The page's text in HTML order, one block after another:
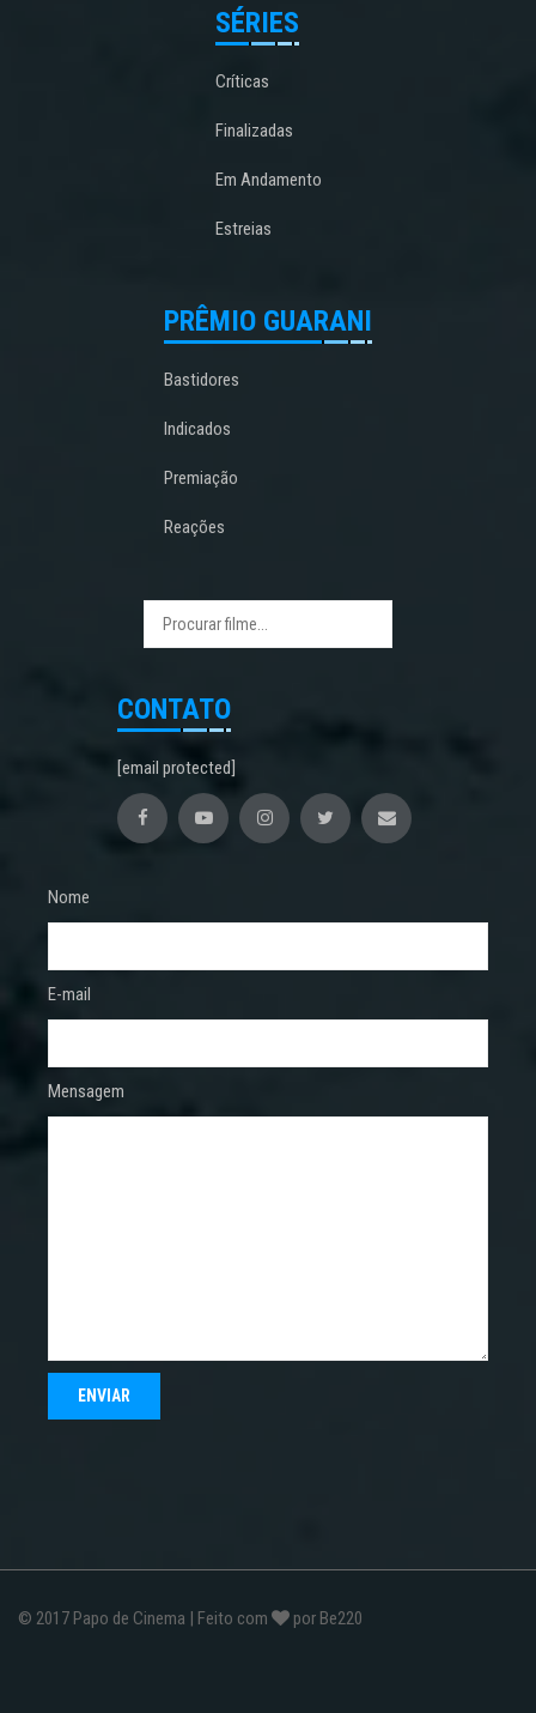
SÉRIES
Críticas
Finalizadas
Em Andamento
Estreias
PRÊMIO GUARANI
Bastidores
Indicados
Premiação
Reações
CONTATO
[email protected]
Nome
E-mail
Mensagem
© 2017 Papo de Cinema | Feito com por Be220